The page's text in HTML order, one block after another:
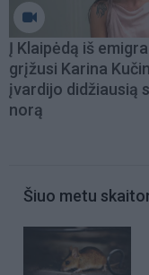
Į Klaipėdą iš
grįžusi Karina
įvardijo didžiausią
norą
Šiuo metu